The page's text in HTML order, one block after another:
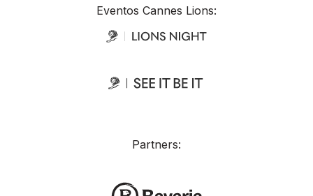
Eventos Cannes Lions:
Partners: